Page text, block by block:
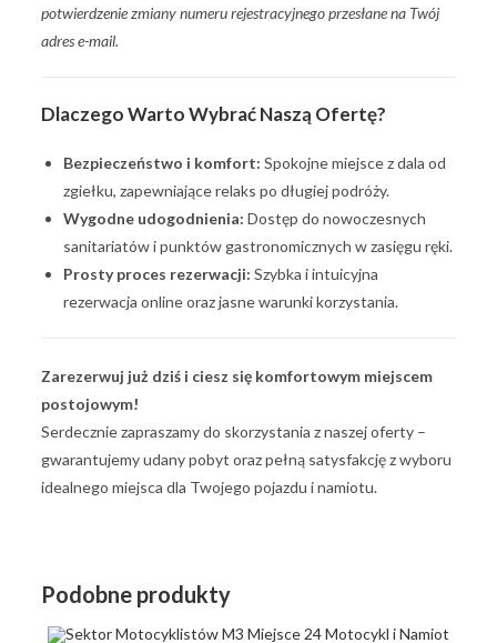
potwierdzenie zmiany numeru rejestracyjnego przesłane na Twój
adres e-mail.
Dlaczego Warto Wybrać Naszą Ofertę?
Bezpieczeństwo i komfort: Spokojne miejsce z dala od
zgiełku, zapewniające relaks po długiej podróży.
Wygodne udogodnienia: Dostęp do nowoczesnych
sanitariatów i punktów gastronomicznych w zasięgu ręki.
Prosty proces rezerwacji: Szybka i intuicyjna
rezerwacja online oraz jasne warunki korzystania.
Zarezerwuj już dziś i ciesz się komfortowym miejscem
postojowym!
Serdecznie zapraszamy do skorzystania z naszej oferty –
gwarantujemy udany pobyt oraz pełną satysfakcję z wyboru
idealnego miejsca dla Twojego pojazdu i namiotu.
Podobne produkty